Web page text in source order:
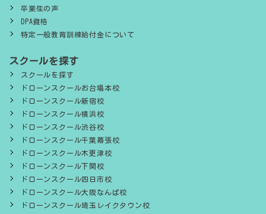
卒業生の声
DPA資格
特定一般教育訓練給付金について
スクールを探す
スクールを探す
ドローンスクールお台場本校
ドローンスクール新宿校
ドローンスクール横浜校
ドローンスクール渋谷校
ドローンスクール千葉幕張校
ドローンスクール木更津校
ドローンスクール下関校
ドローンスクール四日市校
ドローンスクール大阪なんば校
ドローンスクール埼玉レイクタウン校